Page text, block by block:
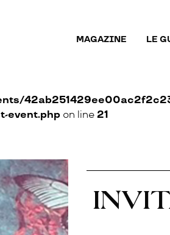
MAGAZINE LE
event.php on line 21